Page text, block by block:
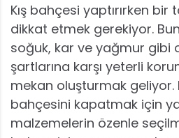
Kış bahçesi yaptırırken bir
dikkat etmek gerekiyor.
soğuk, kar ve yağmur gibi
şartlarına karşı yeterli
mekan oluşturmak geliyor.
bahçesini kapatmak için
malzemelerin özenle